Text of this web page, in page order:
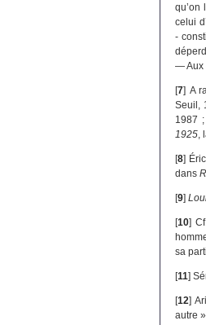
qu’on
celui
-
— Aux
[7] A
Seuil,
1987
1925
[8]
dans
[9]
[10] Cf.
sa
[11]
[12]
autre ».